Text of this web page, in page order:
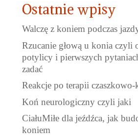
Ostatnie wpisy
Walczę z koniem podczas
Rzucanie głową u konia czyli
potylicy i pierwszych
zadać
Reakcje po terapii
Koń neurologiczny czyli jaki
CiałuMiłe dla jeźdźca, jak
koniem